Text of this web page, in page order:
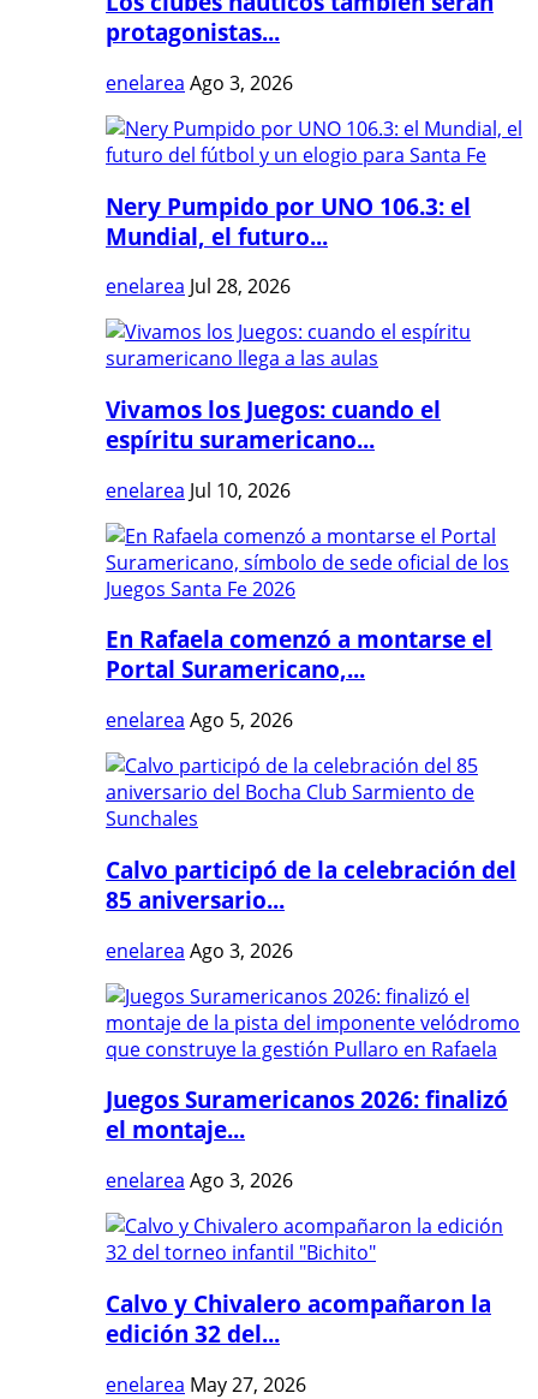
protagonistas...
enelarea Ago 3, 2026
Nery Pumpido por UNO 106.3: el
Mundial, el futuro...
enelarea Jul 28, 2026
Vivamos los Juegos: cuando el
espíritu suramericano...
enelarea Jul 10, 2026
En Rafaela comenzó a montarse el
Portal Suramericano,...
enelarea Ago 5, 2026
Calvo participó de la celebración del
85 aniversario...
enelarea Ago 3, 2026
Juegos Suramericanos 2026: finalizó
el montaje...
enelarea Ago 3, 2026
Calvo y Chivalero acompañaron la
edición 32 del...
enelarea May 27, 2026